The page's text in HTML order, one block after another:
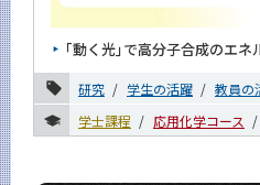
｢動く光｣で高分子合成のエ
研究 学生の活躍
教員の
学士課程
応用化学コース